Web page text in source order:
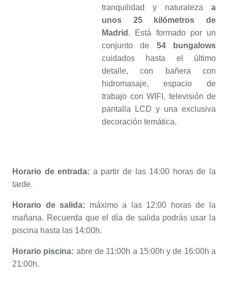
tranquilidad y naturaleza a
unos 25 kilómetros de
Madrid . Está formado por un
conjunto de 54 bungalows
cuidados hasta el último
detalle, con bañera con
hidromasaje, espacio de
trabajo con WIFI, televisión de
pantalla LCD y una exclusiva
decoración temática.
Horario de entrada: a partir de las 14:00 horas de la
tarde.
Horario de salida: máximo a las 12:00 horas de la
mañana. Recuerda que el día de salida podrás usar la
piscina hasta las 14:00h.
Horario piscina: abre de 11:00h a 15:00h y de 16:00h a
21:00h.